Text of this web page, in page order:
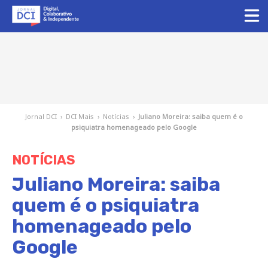
Jornal DCI › DCI Mais › Notícias › Juliano Moreira: saiba quem é o
psiquiatra homenageado pelo Google
NOTÍCIAS
Juliano Moreira: saiba
quem é o psiquiatra
homenageado pelo
Google